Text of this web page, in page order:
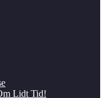
Lidt Tid!